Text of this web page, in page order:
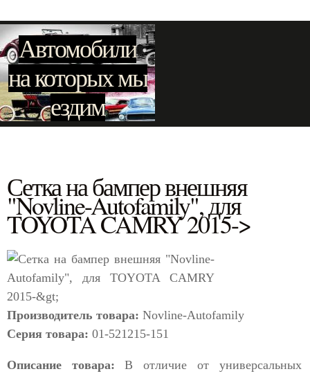
Автомобили
на которых мы
ездим
Сетка на бампер внешняя
"Novline-Autofamily", для
TOYOTA CAMRY 2015->
Производитель товара: Novline-Autofamily
Серия товара: 01-521215-151
Описание товара: В отличие от универсальных